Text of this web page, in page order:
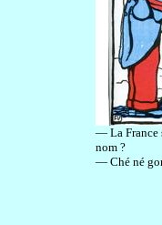
— La France
nom ?
— Ché né